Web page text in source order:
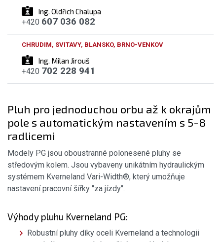
Ing. Oldřich Chalupa
+420 607 036 082
Ing. Milan Jirouš
CHRUDIM, SVITAVY, BLANSKO, BRNO-VENKOV
+420 702 228 941
Pluh pro jednoduchou orbu až k okrajům
pole s automatickým nastavením s 5-8
radlicemi
Modely PG jsou oboustranné polonesené pluhy se
středovým kolem. Jsou vybaveny unikátním hydraulickým
systémem Kverneland Vari-Width®, který umožňuje
nastavení pracovní šířky "za jízdy".
Výhody pluhu Kverneland PG:
Robustní pluhy díky oceli Kverneland a technologii